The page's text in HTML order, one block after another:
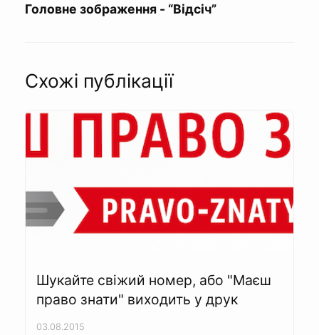
Головне зображення - “Відсіч”
Схожі публікації
Шукайте свіжий номер, або "Маєш
право знати" виходить у друк
03.08.2015